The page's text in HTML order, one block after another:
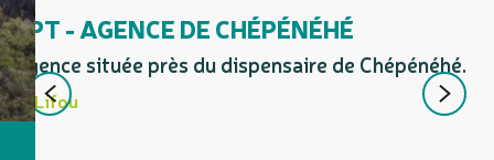
OPT - AGENCE DE CHÉPÉNÉHÉ
Agence située près du dispensaire de Chépénéhé.
Lifou